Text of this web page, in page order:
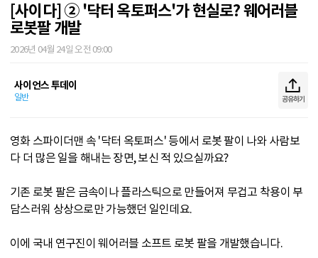
[사이다] ② '닥터 옥토퍼스'가 현실로? 웨어러블
로봇팔 개발
2026년 04월 24일 오전 09:00
사이언스 투데이
일반 공유하기
영화 스파이더맨 속 '닥터 옥토퍼스' 등에서 로봇 팔이 나와 사람보
다 더 많은 일을 해내는 장면, 보신 적 있으실까요?
기존 로봇 팔은 금속이나 플라스틱으로 만들어져 무겁고 착용이 부
담스러워 상상으로만 가능했던 일인데요.
이에 국내 연구진이 웨어러블 소프트 로봇 팔을 개발했습니다.